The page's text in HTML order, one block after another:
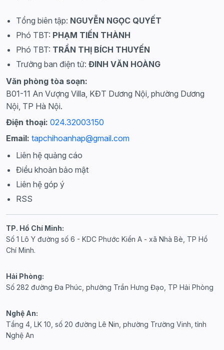
Tổng biên tập: NGUYỄN NGỌC QUYẾT
Phó TBT: PHẠM TIẾN THÀNH
Phó TBT: TRẦN THỊ BÍCH THUYẾN
Trưởng ban điện tử: ĐINH VĂN HOÀNG
Văn phòng tòa soạn:
B01-11 An Vượng Villa, KĐT Dương Nội, phường Dương
Nội, TP Hà Nội.
Điện thoại: 024.32003150
Email: tapchihoanhap@gmail.com
Liên hệ quảng cáo
Điều khoản bảo mật
Liên hệ góp ý
RSS
TP. Hồ Chí Minh:
Số 1 Lô Y đường số 6 - KDC Phước Kiển A - xã Nhà Bè, TP Hồ
Chí Minh.
Hải Phòng:
Số 282 đường Đa Phúc, phường Trần Hưng Đạo, TP Hải Phòng
Nghệ An:
Tầng 4, LK 10, số 20 đường Lê Nin, phường Trường Vinh, tỉnh
Nghệ An